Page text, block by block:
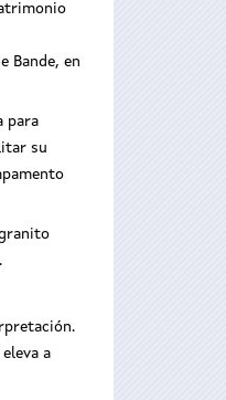
Bande, en
para
su
a